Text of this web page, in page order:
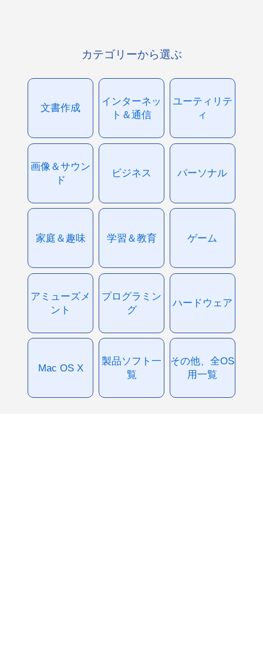
カテゴリーから選ぶ
文書作成
インターネッ
ト＆通信
ユーティリテ
ィ
画像＆サウン
ド
ビジネス パーソナル
家庭＆趣味 学習＆教育 ゲーム
アミューズメ
ント
プログラミン
グ
ハードウェア
Mac OS X
製品ソフト一
覧
その他、全OS
用一覧